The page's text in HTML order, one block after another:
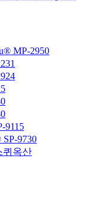
MP-2950
9115
9730
퀴옥산